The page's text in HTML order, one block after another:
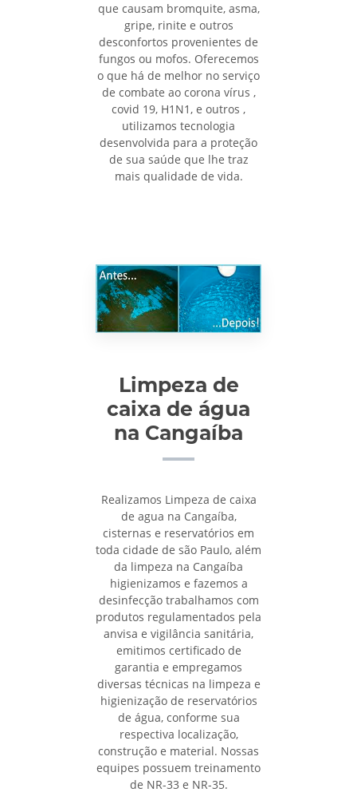
que causam bromquite, asma,
gripe, rinite e outros
desconfortos provenientes de
fungos ou mofos. Oferecemos
o que há de melhor no serviço
de combate ao corona vírus ,
covid 19, H1N1, e outros ,
utilizamos tecnologia
desenvolvida para a proteção
de sua saúde que lhe traz
mais qualidade de vida.
Limpeza de
caixa de água
na Cangaíba
Realizamos Limpeza de caixa
de agua na Cangaíba,
cisternas e reservatórios em
toda cidade de são Paulo, além
da limpeza na Cangaíba
higienizamos e fazemos a
desinfecção trabalhamos com
produtos regulamentados pela
anvisa e vigilância sanitária,
emitimos certificado de
garantia e empregamos
diversas técnicas na limpeza e
higienização de reservatórios
de água, conforme sua
respectiva localização,
construção e material. Nossas
equipes possuem treinamento
de NR-33 e NR-35.